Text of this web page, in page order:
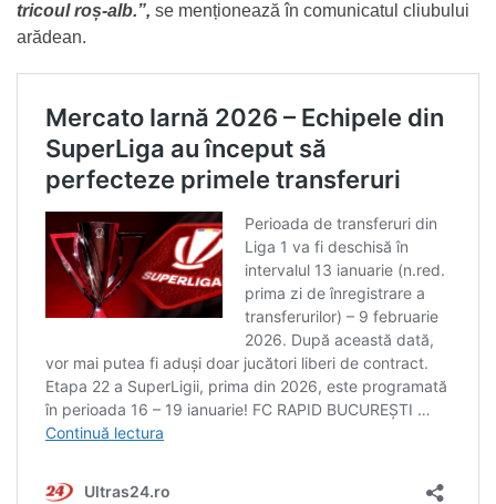
tricoul roș-alb.”, se menționează în comunicatul cliubului
arădean.